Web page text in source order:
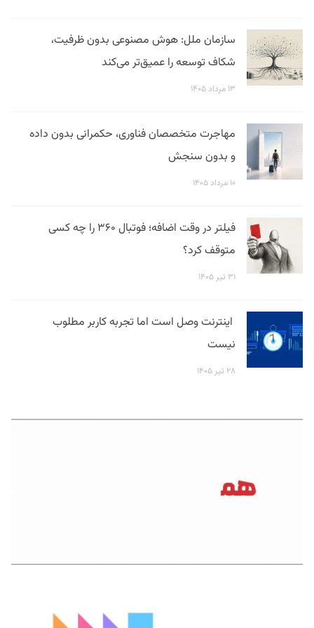
سازمان ملل: هوش مصنوعی بدون ظرفیت،
شکاف توسعه را عمیق‌تر می‌کند
۱۳ مرداد ۱۴۰۵
مهاجرت متخصصان فناوری، حکمرانی بدون داده
و بدون سنجش
۱۰ مرداد ۱۴۰۵
فیلتر در وقت اضافه؛ فوتبال ۳۶۰ را چه کسی
متوقف کرد؟
۳۱ تیر ۱۴۰۵
اینترنت وصل است اما تجربه کاربر مطلوب
نیست
۲۸ تیر ۱۴۰۵